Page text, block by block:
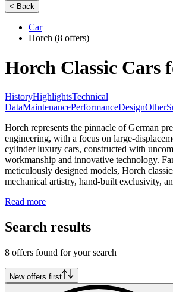
< Back |
Car
Horch (8 offers)
Horch Classic Cars
HistoryHighlightsTechnical
DataMaintenancePerformanceDesignOther
Horch represents the pinnacle of German
engineering, with a focus on large-
cylinder luxury cars, constructed with
workmanship and innovative technology.
meticulously designed models, Horch
mechanical artistry, hand-built exclusivity,
Read more
Search results
8 offers found for your search
New offers first